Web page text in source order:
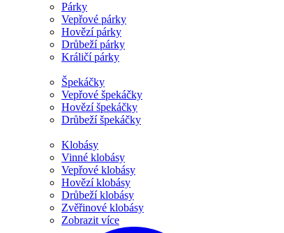
Párky
Vepřové párky
Hovězí párky
Drůbeží párky
Králičí párky
Špekáčky
Vepřové špekáčky
Hovězí špekáčky
Drůbeží špekáčky
Klobásy
Vinné klobásy
Vepřové klobásy
Hovězí klobásy
Drůbeží klobásy
Zvěřinové klobásy
Zobrazit více